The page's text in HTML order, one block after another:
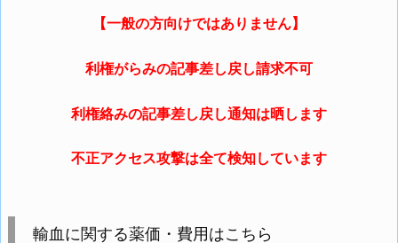
【一般の方向けではありません】
利権がらみの記事差し戻し請求不可
利権絡みの記事差し戻し通知は晒します
不正アクセス攻撃は全て検知しています
輸血に関する薬価・費用はこちら